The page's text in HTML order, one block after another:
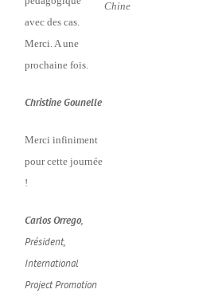
avec des cas.
Merci. A une
prochaine fois.
Christine Gounelle
Merci infiniment
pour cette journée
!
Carlos Orrego,
Président,
International
Project Promotion
Chine